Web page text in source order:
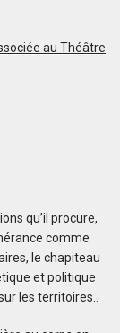
au Théâtre
qu’il procure,
comme
le chapiteau
et politique
les territoires..